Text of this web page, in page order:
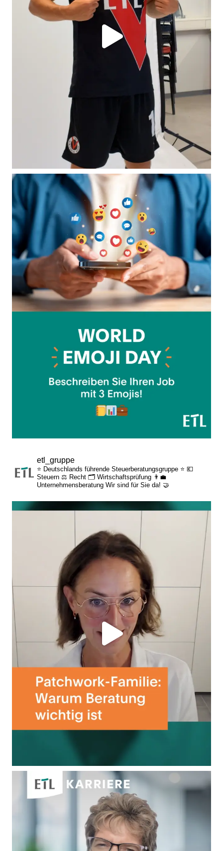
etl_gruppe
⭐ Deutschlands führende Steuerberatungsgruppe ⭐ 💶
Steuern ⚖️ Recht 🗂️ Wirtschaftsprüfung 👨‍💼
Unternehmensberatung Wir sind für Sie da! 🤝